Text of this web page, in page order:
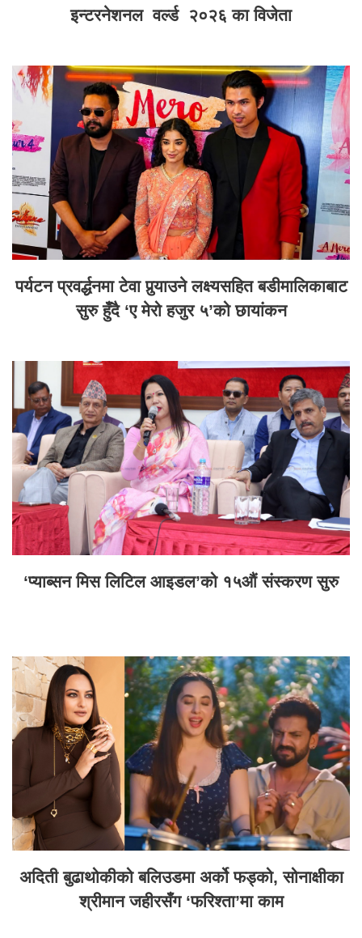
इन्टरनेशनल वर्ल्ड २०२६ का विजेता
पर्यटन प्रवर्द्धनमा टेवा पुर्‍याउने लक्ष्यसहित बडीमालिकाबाट
सुरु हुँदै ‘ए मेरो हजुर ५’को छायांकन
‘प्याब्सन मिस लिटिल आइडल’को १५औं संस्करण सुरु
अदिती बुढाथोकीको बलिउडमा अर्को फड्को, सोनाक्षीका
श्रीमान जहीरसँग ‘फरिश्ता’मा काम